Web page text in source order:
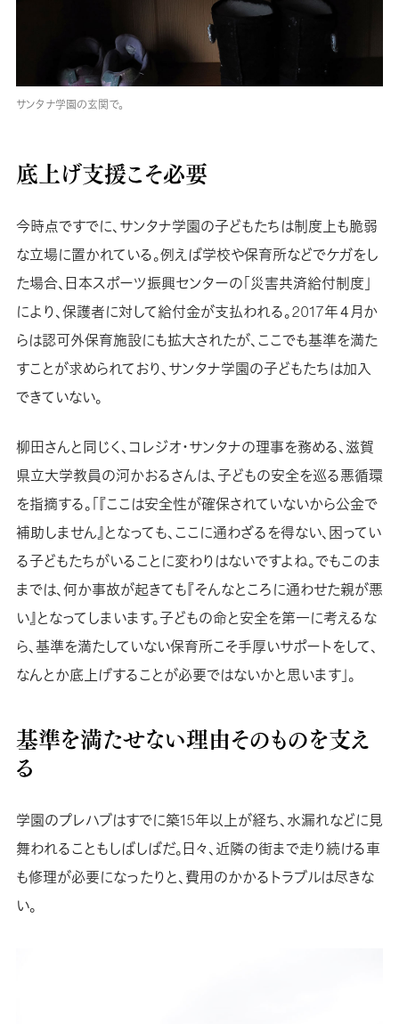
サンタナ学園の玄関で。
底上げ支援こそ必要
今時点ですでに、サンタナ学園の子どもたちは制度上も脆弱
な立場に置かれている。例えば学校や保育所などでケガをし
た場合、日本スポーツ振興センターの「災害共済給付制度」
により、保護者に対して給付金が支払われる。2017年４月か
らは認可外保育施設にも拡大されたが、ここでも基準を満た
すことが求められており、サンタナ学園の子どもたちは加入
できていない。
柳田さんと同じく、コレジオ・サンタナの理事を務める、滋賀
県立大学教員の河かおるさんは、子どもの安全を巡る悪循環
を指摘する。「『ここは安全性が確保されていないから公金で
補助しません』となっても、ここに通わざるを得ない、困ってい
る子どもたちがいることに変わりはないですよね。でもこのま
までは、何か事故が起きても『そんなところに通わせた親が悪
い』となってしまいます。子どもの命と安全を第一に考えるな
ら、基準を満たしていない保育所こそ手厚いサポートをして、
なんとか底上げすることが必要ではないかと思います」。
基準を満たせない理由そのものを支え
る
学園のプレハブはすでに築15年以上が経ち、水漏れなどに見
舞われることもしばしばだ。日々、近隣の街まで走り続ける車
も修理が必要になったりと、費用のかかるトラブルは尽きな
い。